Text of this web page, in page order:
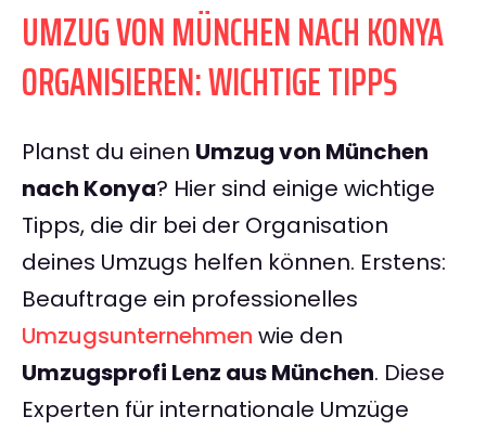
UMZUG VON MÜNCHEN NACH KONYA
ORGANISIEREN: WICHTIGE TIPPS
Planst du einen Umzug von München
nach Konya? Hier sind einige wichtige
Tipps, die dir bei der Organisation
deines Umzugs helfen können. Erstens:
Beauftrage ein professionelles
Umzugsunternehmen wie den
Umzugsprofi Lenz aus München. Diese
Experten für internationale Umzüge